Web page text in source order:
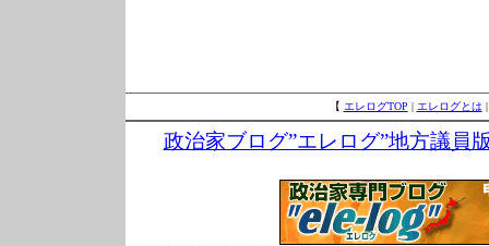
【 エレログTOP | エレログとは
政治家ブログ”エレログ”地方議員